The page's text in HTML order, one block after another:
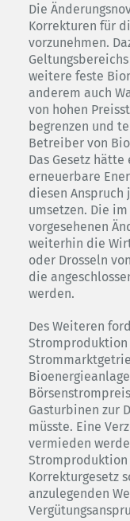
Die
Korrekturen für
vorzunehmen.
weitere feste
anderem auch
von hohen
begrenzen und
Betreiber von
Das Gesetz
erneuerbare
diesen Anspruch
umsetzen. Die
vorgesehenen
weiterhin die
oder Drosseln
die
werden.
Des Weiteren
Stromproduktion
Gasturbinen zur
müsste. Eine
vermieden
Stromproduktion
Korrekturgesetz
anzulegenden